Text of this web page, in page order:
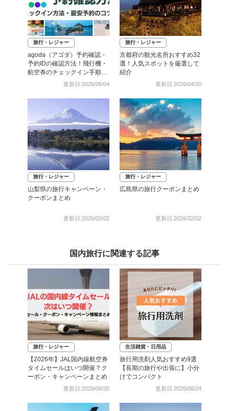
旅行・レジャー
agoda（アゴダ）予約確認・
予約IDの確認方法！飛行機・
航空券のチェックイン手順と
照会番号の調べ方も更新日:2026/06/04
旅行・レジャー
京都府の観光名所おすすめ32
選！人気スポットを厳選して
紹介
更新日:2026/04/20
旅行・レジャー
山梨県の旅行キャンペーン・
クーポンまとめ
更新日:2026/02/02
旅行・レジャー
広島県の旅行クーポンまとめ
更新日:2026/02/02
国内旅行に関連する記事
旅行・レジャー
【2026年】JAL国内線航空券
タイムセールはいつ開催？ク
ーポン・キャンペーンまとめ
更新日:2026/06/30
生活雑貨・日用品
旅行用洗剤人気おすすめ9選
【長期の旅行や出張に】小分
けでコンパクト
更新日:2026/06/24